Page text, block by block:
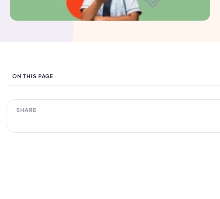
ON THIS PAGE
SHARE